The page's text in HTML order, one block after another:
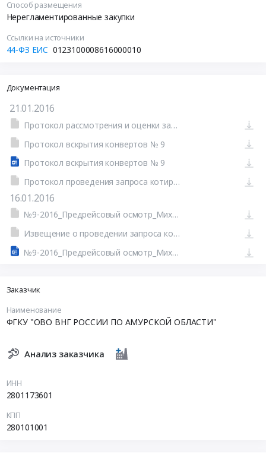
Способ размещения
Нерегламентированные закупки
Ссылки на источники
44-ФЗ ЕИС 0123100008616000010
Документация
21.01.2016
Протокол рассмотрения и оценки заявок на участие в запросе котировок от 21.01.2016 №П1
Протокол вскрытия конвертов № 9
Протокол вскрытия конвертов № 9
Протокол проведения запроса котировок от 21.01.2016 №П1 (Печатная форма)
16.01.2016
№9-2016_Предрейсовый осмотр_Михайловский филиал.doc
Извещение о проведении запроса котировок от 16.01.2016 №0123100008616000010 (Печатная форма)
№9-2016_Предрейсовый осмотр_Михайловский филиал.doc
Заказчик
Наименование
ФГКУ "ОВО ВНГ РОССИИ ПО АМУРСКОЙ ОБЛАСТИ"
Анализ заказчика
ИНН
2801173601
КПП
280101001